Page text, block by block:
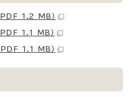
PDF 1.2 MB）
PDF 1.1 MB）
PDF 1.1 MB）